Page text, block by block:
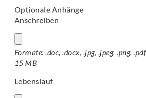
Optionale Anhänge
Anschreiben
Formate: .doc, .docx, .jpg, .jpeg, .png,
15 MB
Lebenslauf